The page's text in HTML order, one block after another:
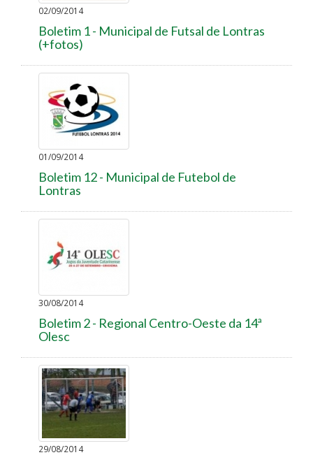
02/09/2014
Boletim 1 - Municipal de Futsal de Lontras
(+fotos)
01/09/2014
Boletim 12 - Municipal de Futebol de
Lontras
30/08/2014
Boletim 2 - Regional Centro-Oeste da 14ª
Olesc
29/08/2014